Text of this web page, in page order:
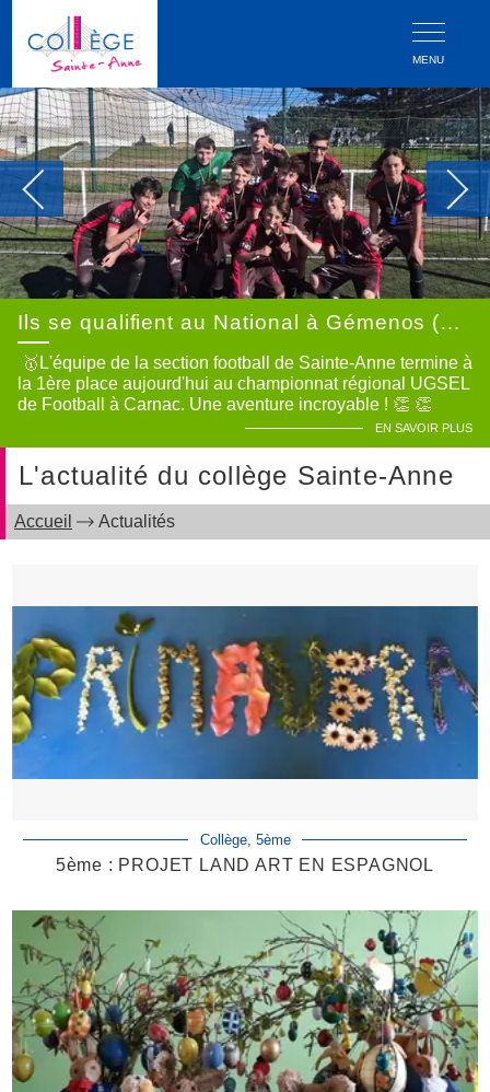
MENU
Ils se qualifient au National à Gémenos (près de Marseille) !!
🥇L'équipe de la section football de Sainte-Anne termine à
la 1ère place aujourd'hui au championnat régional UGSEL
de Football à Carnac. Une aventure incroyable ! 👏 👏
Félicitations à tous nos joueurs pour leur détermination,
leur très bon état d'esp...
EN SAVOIR PLUS
L'actualité du collège Sainte-Anne
Accueil Actualités
Collège, 5ème
5ème : PROJET LAND ART EN ESPAGNOL